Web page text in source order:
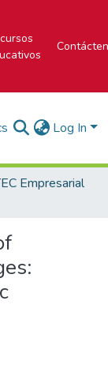
Log In
Empresarial